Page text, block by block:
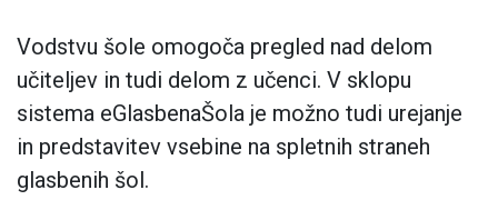
Vodstvu šole omogoča pregled nad delom
učiteljev in tudi delom z učenci. V sklopu
sistema eGlasbenaŠola je možno tudi urejanje
in predstavitev vsebine na spletnih straneh
glasbenih šol.